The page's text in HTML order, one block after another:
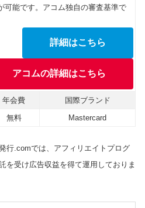
可能です。アコム独自の審査基準で
詳細はこちら
アコムの詳細はこちら
年会費
国際ブランド
無料 Mastercard
行.comでは、アフィリエイトプログ
を受け広告収益を得て運用しておりま